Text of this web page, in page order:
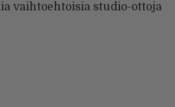
vaihtoehtoisia studio-ottoja